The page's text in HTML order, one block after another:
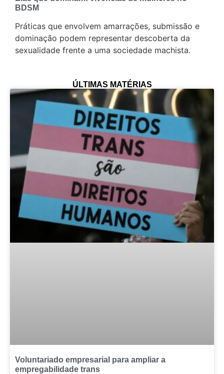
BDSM
Práticas que envolvem amarrações, submissão e
dominação podem representar descoberta da
sexualidade frente a uma sociedade machista.
ÚLTIMAS MATÉRIAS
Voluntariado empresarial para ampliar a
empregabilidade trans